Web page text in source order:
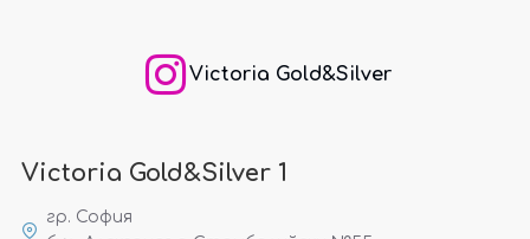
Victoria Gold&Silver
Victoria Gold&Silver 1
гр. София